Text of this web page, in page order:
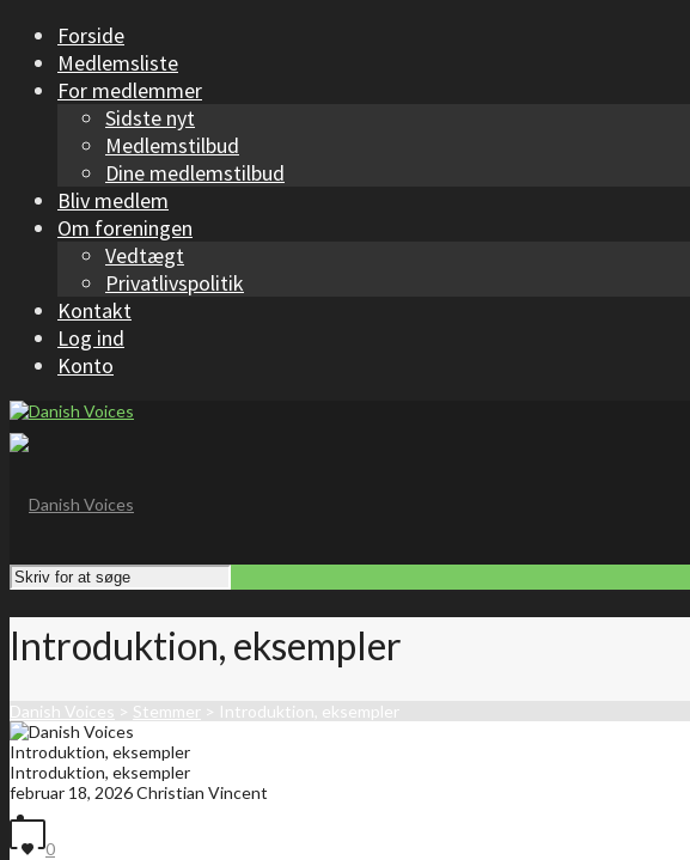
Forside
Medlemsliste
For medlemmer
Sidste nyt
Medlemstilbud
Dine medlemstilbud
Bliv medlem
Om foreningen
Vedtægt
Privatlivspolitik
Kontakt
Log ind
Konto
Forside
Introduktion, eksempler
Danish Voices > Stemmer > Introduktion, eksempler
Introduktion, eksempler
Introduktion, eksempler
februar 18, 2026Christian Vincent
0